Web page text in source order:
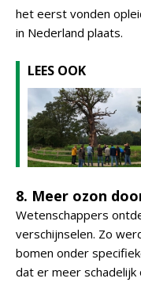
het eerst vonden
in Nederland plaats.
LEES OOK
8. Meer ozon
Wetenschappers
verschijnselen. Zo
bomen onder
dat er meer schadelijk